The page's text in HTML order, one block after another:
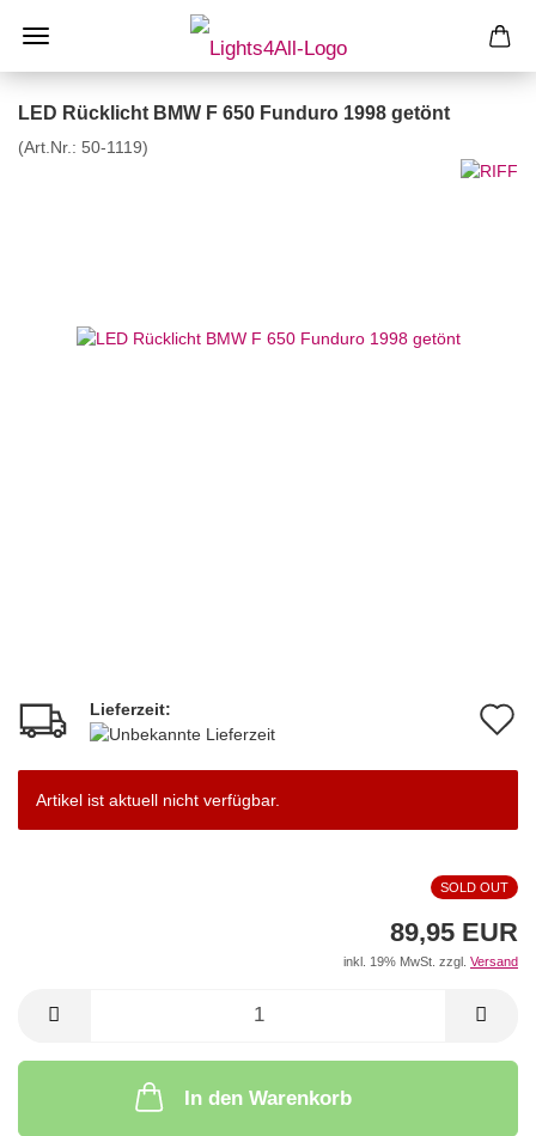
LED Rücklicht BMW F 650 Funduro 1998 getönt
(Art.Nr.: 50-1119)
Lieferzeit:
Artikel ist aktuell nicht verfügbar.
SOLD OUT
89,95 EUR
inkl. 19% MwSt. zzgl. Versand
In den Warenkorb